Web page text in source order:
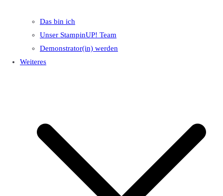
Das bin ich
Unser StampinUP! Team
Demonstrator(in) werden
Weiteres